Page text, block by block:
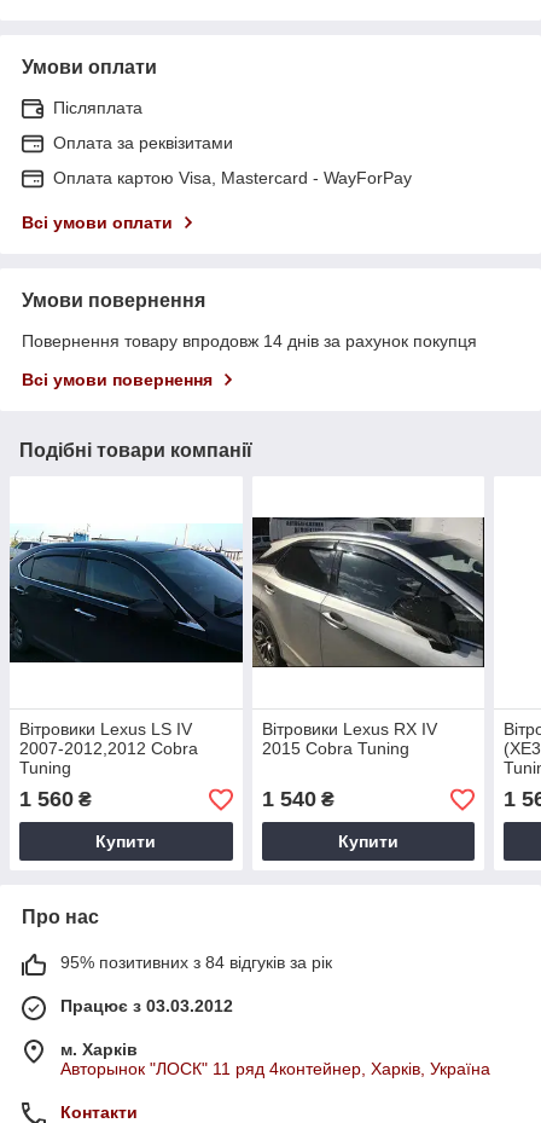
Умови оплати
Післяплата
Оплата за реквізитами
Оплата картою Visa, Mastercard - WayForPay
Всі умови оплати
Умови повернення
Повернення товару впродовж 14 днів за рахунок покупця
Всі умови повернення
Подібні товари компанії
Вітровики Lexus LS IV
2007-2012,2012 Cobra
Tuning
1 560 ₴
Купити
Вітровики Lexus RХ IV
2015 Cobra Tuning
1 540₴
Купити
1
Про нас
95% позитивних з 84 відгуків за рік
Працює з 03.03.2012
м. Харків
Авторынок "ЛОСК" 11 ряд 4контейнер, Харків, Україна
Контакти